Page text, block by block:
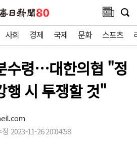
사회 경제 국제 문화 스포츠
수령…대한의협 "정
행 시 투쟁할 것"
2023-11-26 20:04:58